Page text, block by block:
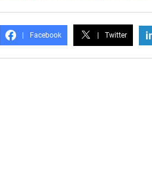
Facebook Twitter